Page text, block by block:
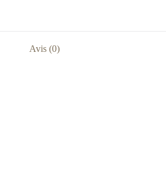
Avis (0)